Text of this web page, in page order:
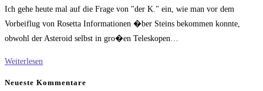
Ich gehe heute mal auf die Frage von "der K." ein, wie man vor dem
Vorbeiflug von Rosetta Informationen �ber Steins bekommen konnte,
obwohl der Asteroid selbst in gro�en Teleskopen…
Weiterlesen
Neueste Kommentare